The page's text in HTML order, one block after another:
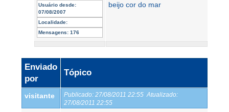
Usuário desde:
07/08/2007
Localidade:
Mensagens: 176
beijo cor do mar
Enviado
por
Tópico
visitante Publicado: 27/08/2011 22:55 Atualizado:
27/08/2011 22:55